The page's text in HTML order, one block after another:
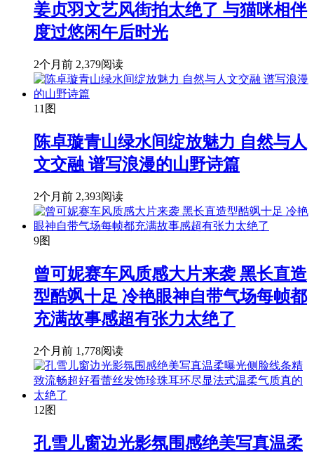
姜贞羽文艺风街拍太绝了 与猫咪相伴
度过悠闲午后时光
2个月前 2,379阅读
11图
陈卓璇青山绿水间绽放魅力 自然与人
文交融 谱写浪漫的山野诗篇
2个月前 2,393阅读
9图
曾可妮赛车风质感大片来袭 黑长直造
型酷飒十足 冷艳眼神自带气场每帧都
充满故事感超有张力太绝了
2个月前 1,778阅读
12图
孔雪儿窗边光影氛围感绝美写真温柔